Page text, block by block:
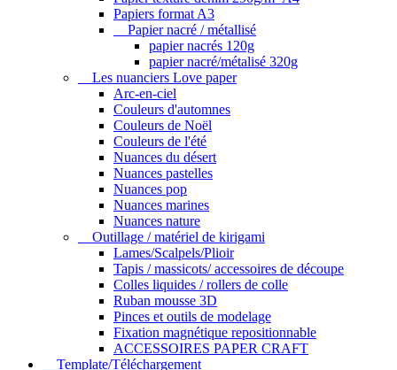
Papiers format A3
Papier nacré / métallisé
papier nacrés 120g
papier nacré/métalisé 320g
Les nuanciers Love paper
Arc-en-ciel
Couleurs d'automnes
Couleurs de Noël
Couleurs de l'été
Nuances du désert
Nuances pastelles
Nuances pop
Nuances marines
Nuances nature
Outillage / matériel de kirigami
Lames/Scalpels/Plioir
Tapis / massicots/ accessoires de découpe
Colles liquides / rollers de colle
Ruban mousse 3D
Pinces et outils de modelage
Fixation magnétique repositionnable
ACCESSOIRES PAPER CRAFT
Template/Téléchargement